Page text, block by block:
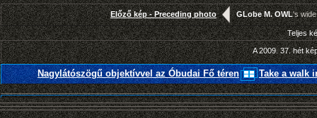
Előző kép - Preceding photo GLobe M. OWL's
Teljes
A 2009. 37. hét
Nagylátószögű objektívvel az Óbudai Fő téren Take a walk